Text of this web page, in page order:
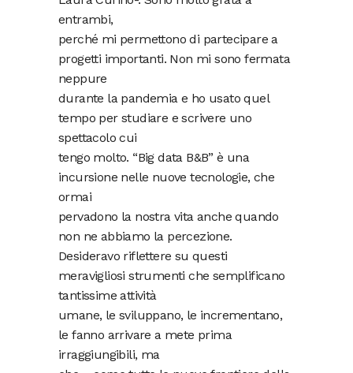
entrambi,
perché mi permettono di partecipare a
progetti importanti. Non mi sono fermata
neppure
durante la pandemia e ho usato quel
tempo per studiare e scrivere uno
spettacolo cui
tengo molto. “Big data B&B” è una
incursione nelle nuove tecnologie, che
ormai
pervadono la nostra vita anche quando
non ne abbiamo la percezione.
Desideravo riflettere su questi
meravigliosi strumenti che semplificano
tantissime attività
umane, le sviluppano, le incrementano,
le fanno arrivare a mete prima
irraggiungibili, ma